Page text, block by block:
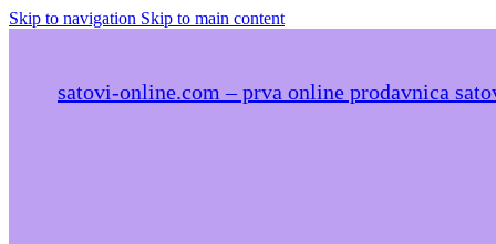
Skip to navigation Skip to main content
satovi-online.com – prva online prodavnica